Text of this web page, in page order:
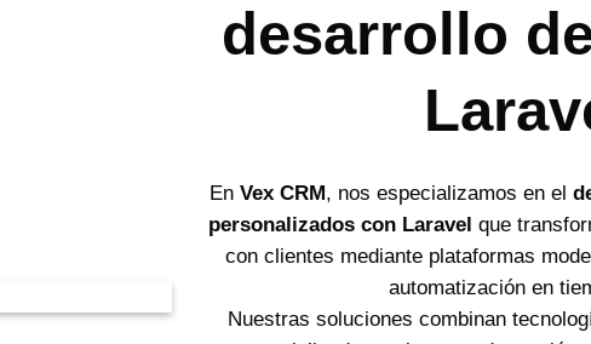
desarrollo
EnVex CRM , nos especializamos en el
personalizados con Laravel que
con clientes mediante plataformas
automatización en
Nuestras soluciones combinan